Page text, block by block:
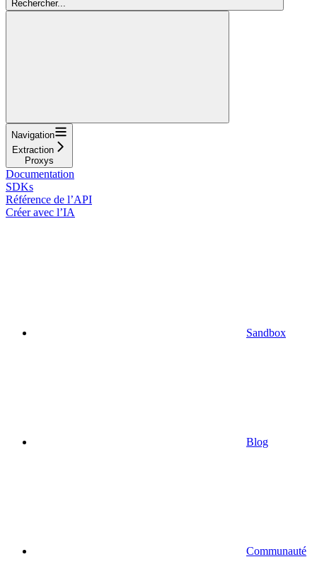
Rechercher...
Navigation
Extraction
Proxys
Documentation
SDKs
Référence de l’API
Créer avec l’IA
Sandbox
Blog
Communauté